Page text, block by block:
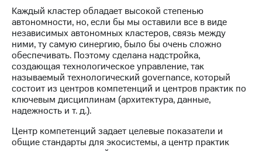
Описание
Еврооблигации-2023
Уведомление
о
погашении
именных
облигаций
Другое
Регистратор
Реквизиты
Контакты
развитие
Каждый кластер обладает высокой степенью
автономности, но, если бы мы оставили все в виде
независимых автономных кластеров, связь между
ними, ту самую синергию, было бы очень сложно
обеспечивать. Поэтому сделана надстройка,
создающая технологическое управление, так
называемый технологический governance, который
состоит из центров компетенций и центров практик по
ключевым дисциплинам (архитектура, данные,
надежность и т. д.).
Центр компетенций задает целевые показатели и
общие стандарты для экосистемы, а центр практик